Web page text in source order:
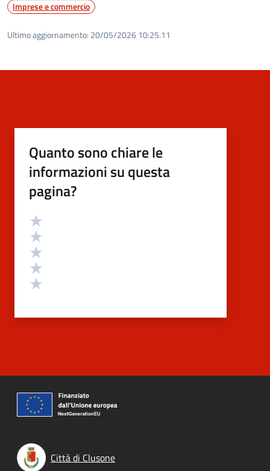
Imprese e commercio
Ultimo aggiornamento: 20/05/2026 10:25.11
Quanto sono chiare le
informazioni su questa
pagina?
Valutazione
Città di Clusone